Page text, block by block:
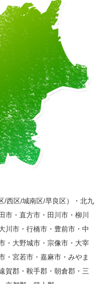
/西区/城南区/早良区）・北九
市・直方市・田川市・柳川
川市・行橋市・豊前市・中
・大野城市・宗像市・大宰
・宮若市・嘉麻市・みやま
賀郡・鞍手郡・朝倉郡・三